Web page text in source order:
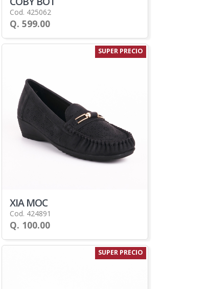
Cod. 425062
Q. 599.00
SUPER PRECIO
XIA MOC
Cod. 424891
Q. 100.00
SUPER PRECIO